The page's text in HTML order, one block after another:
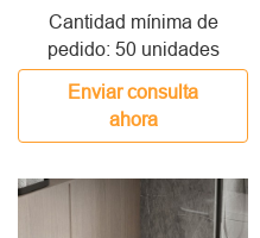
Cantidad mínima de
pedido: 50 unidades
Enviar consulta
ahora